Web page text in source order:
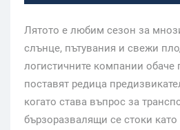
Лятото е любим сезон за
слънце, пътувания и свежи
логистичните компании обаче
поставят редица
когато става въпрос за
бързоразвалящи се стоки като